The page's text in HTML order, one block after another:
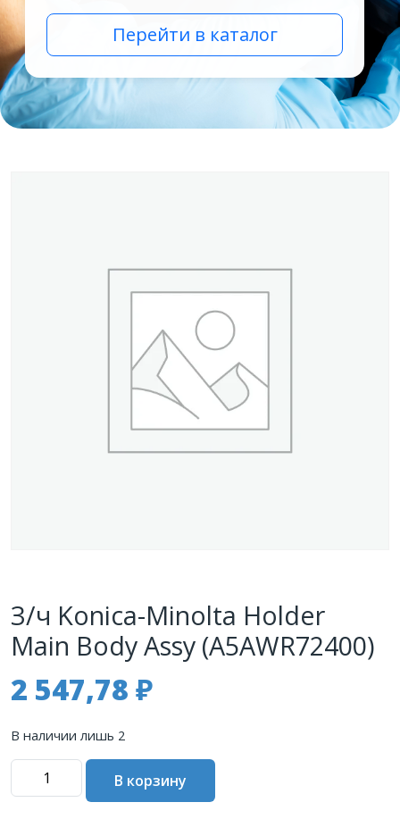
Перейти в каталог
З/ч Konica-Minolta Holder
Main Body Assy (A5AWR72400)
2 547,78 ₽
В наличии лишь 2
Количество
товара
В корзину